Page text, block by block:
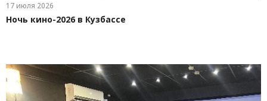
17 июля 2026
Ночь кино-2026 в Кузбассе